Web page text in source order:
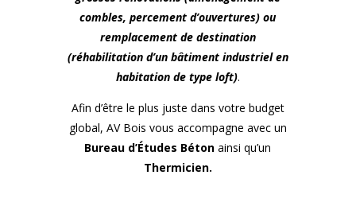
combles, percement d’ouvertures) ou
remplacement de destination
(réhabilitation d’un bâtiment industriel en
habitation de type loft).
Afin d’être le plus juste dans votre budget
global, AV Bois vous accompagne avec un
Bureau d’Études Béton ainsi qu’un
Thermicien.